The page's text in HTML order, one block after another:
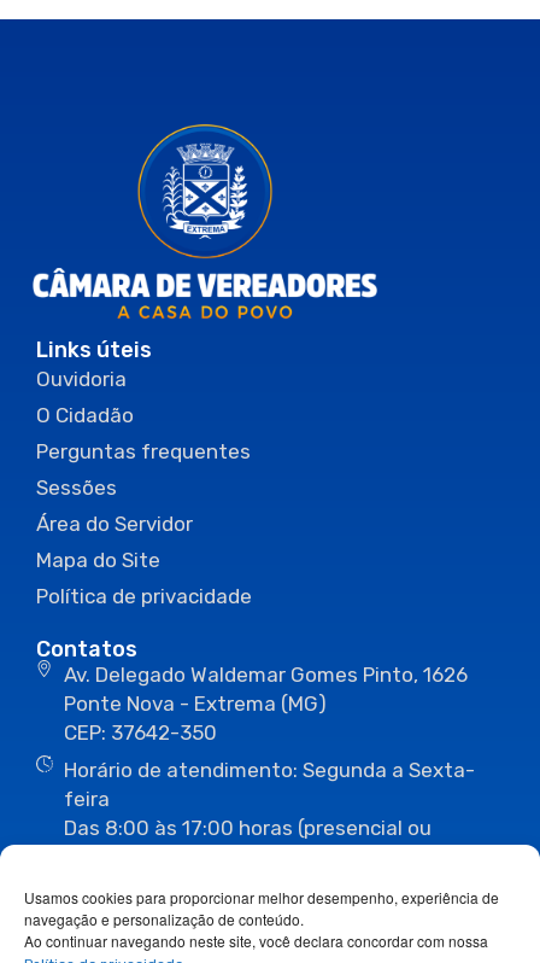
Usamos cookies para proporcionar melhor desempenho, experiência de
navegação e personalização de conteúdo.
Ao continuar navegando neste site, você declara concordar com nossa
Links úteis
Ouvidoria
O Cidadão
Perguntas frequentes
Sessões
Área do Servidor
Mapa do Site
Política de privacidade
Contatos
Av. Delegado Waldemar Gomes Pinto, 1626
Ponte Nova - Extrema (MG)
CEP: 37642-350
Horário de atendimento: Segunda a Sexta-
feira
Das 8:00 às 17:00 horas (presencial ou
(35) 3435-1112 (35) 3435-3063
ouvidoria@camaraextrema.mg.gov.br
imprensa@camaraextrema.mg.gov.br